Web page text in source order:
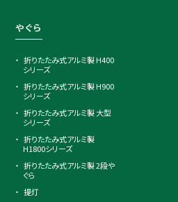
やぐら
折りたたみ式アルミ製 H400
シリーズ
折りたたみ式アルミ製 H900
シリーズ
折りたたみ式アルミ製 大型
シリーズ
折りたたみ式アルミ製
H1800シリーズ
折りたたみ式アルミ製 2段や
ぐら
提灯